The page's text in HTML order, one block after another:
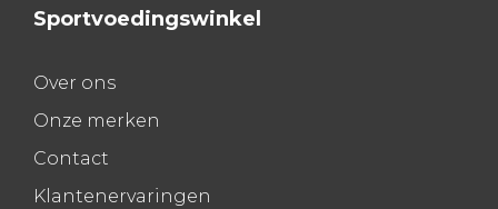
Sportvoedingswinkel
Over ons
Onze merken
Contact
Klantenervaringen